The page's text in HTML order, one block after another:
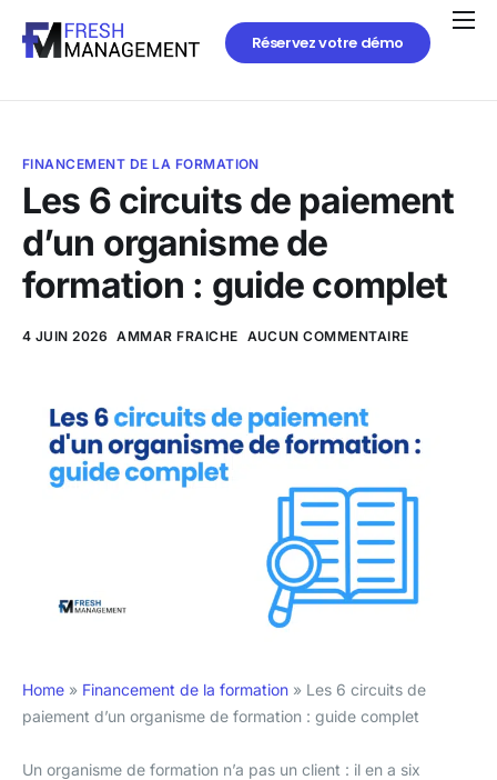
Réservez votre démo
FINANCEMENT DE LA FORMATION
Les 6 circuits de paiement
d’un organisme de
formation : guide complet
4 JUIN 2026 AMMAR FRAICHE AUCUN COMMENTAIRE
Home » Financement de la formation » Les 6 circuits de
paiement d’un organisme de formation : guide complet
Un organisme de formation n’a pas un client : il en a six